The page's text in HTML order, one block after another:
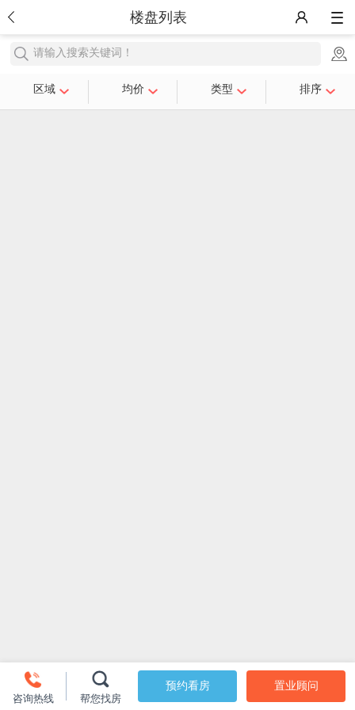
楼盘列表
请输入搜索关键词！
区域 均价 类型 排序
咨询热线 帮您找房
预约看房 置业顾问